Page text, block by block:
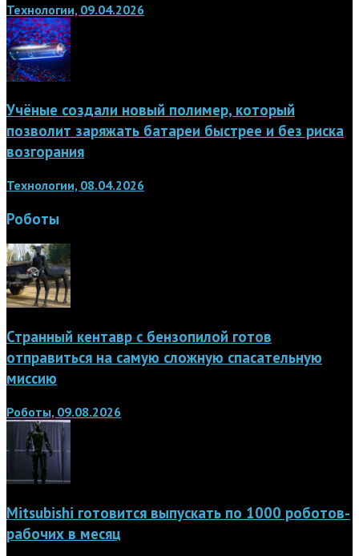
Технологии, 09.04.2026
Учёные создали новый полимер, который
позволит заряжать батареи быстрее и без риска
возгорания
Технологии, 08.04.2026
Роботы
Странный кентавр с бензопилой готов
отправиться на самую сложную спасательную
миссию
Роботы, 09.08.2026
Mitsubishi готовится выпускать по 1000 роботов-
рабочих в месяц